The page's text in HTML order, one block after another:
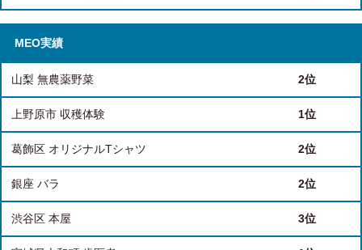
MEO実績
山梨 無農薬野菜 2位
上野原市 収穫体験 1位
葛飾区 オリジナルTシャツ 2位
銀座 バラ 2位
渋谷区 本屋 3位